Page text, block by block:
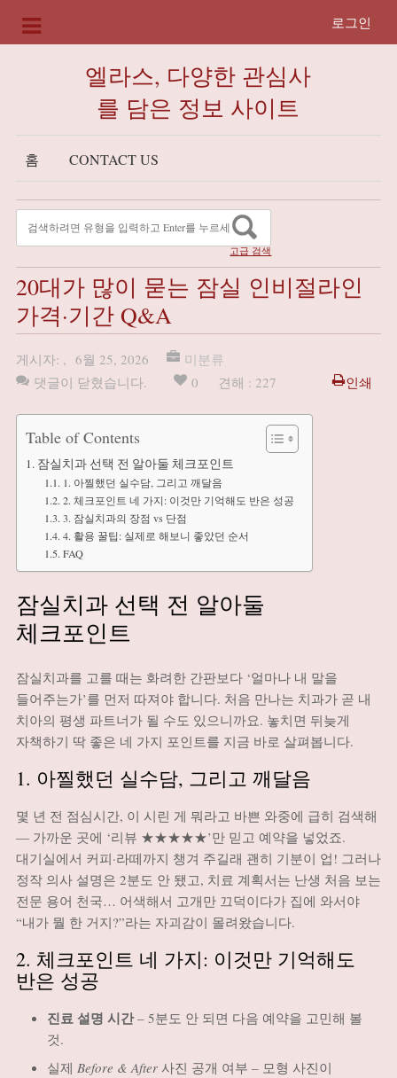
로그인
엘라스, 다양한 관심사
를 담은 정보 사이트
홈 CONTACT US
고급 검색
20대가 많이 묻는 잠실 인비절라인
가격·기간 Q&A
게시자: , 6월 25, 2026
미분류
댓글이 닫혔습니다.
0 견해 : 227 인쇄
Table of Contents
잠실치과 선택 전 알아둘 체크포인트
1. 아찔했던 실수담, 그리고 깨달음
2. 체크포인트 네 가지: 이것만 기억해도 반은 성공
3. 잠실치과의 장점 vs 단점
4. 활용 꿀팁: 실제로 해보니 좋았던 순서
FAQ
잠실치과 선택 전 알아둘
체크포인트
잠실치과를 고를 때는 화려한 간판보다 ‘얼마나 내 말을
들어주는가’를 먼저 따져야 합니다. 처음 만나는 치과가 곧 내
치아의 평생 파트너가 될 수도 있으니까요. 놓치면 뒤늦게
자책하기 딱 좋은 네 가지 포인트를 지금 바로 살펴봅니다.
1. 아찔했던 실수담, 그리고 깨달음
몇 년 전 점심시간, 이 시린 게 뭐라고 바쁜 와중에 급히 검색해
― 가까운 곳에 ‘리뷰 ★★★★★’만 믿고 예약을 넣었죠.
대기실에서 커피·라떼까지 챙겨 주길래 괜히 기분이 업! 그러나
정작 의사 설명은 2분도 안 됐고, 치료 계획서는 난생 처음 보는
전문 용어 천국… 어색해서 고개만 끄덕이다가 집에 와서야
“내가 뭘 한 거지?”라는 자괴감이 몰려왔습니다.
2. 체크포인트 네 가지: 이것만 기억해도
반은 성공
진료 설명 시간– 5분도 안 되면 다음 예약을 고민해 볼
것.
실제 Before & After사진 공개 여부 – 모형 사진이